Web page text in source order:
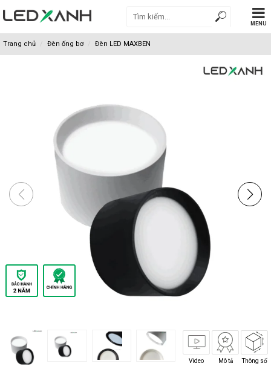
MENU
Trang chủ Đèn ống bơ Đèn LED MAXBEN
Video Mô tả Thông số